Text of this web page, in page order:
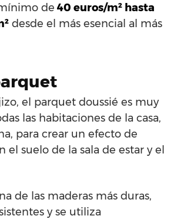
de 40 euros/m² hasta
desde el más esencial al más
el parquet doussié es muy
las habitaciones de la casa,
para crear un efecto de
el suelo de la sala de estar y el
de las maderas más duras,
y se utiliza